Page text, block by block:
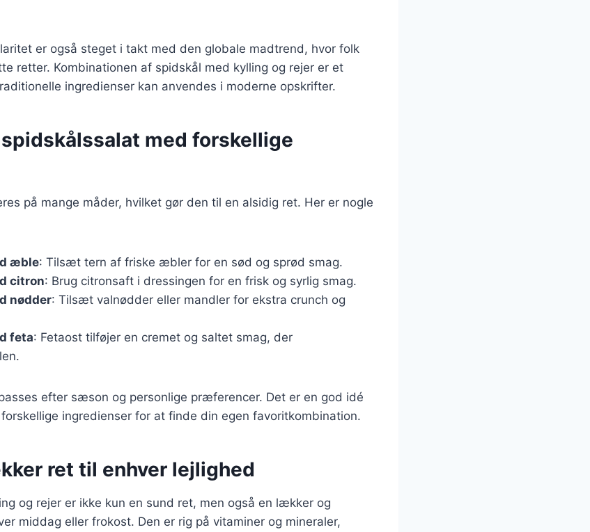
er også steget i takt med den globale madtrend, hvor folk
retter. Kombinationen af spidskål med kylling og rejer er et
ingredienser kan anvendes i moderne opskrifter.
med forskellige
på mange måder, hvilket gør den til en alsidig ret. Her er nogle
æble: Tilsæt tern af friske æbler for en sød og sprød smag.
citron: Brug citronsaft i dressingen for en frisk og syrlig smag.
nødder: Tilsæt valnødder eller mandler for ekstra crunch og
feta: Fetaost tilføjer en cremet og saltet smag, der
efter sæson og personlige præferencer. Det er en god idé
ingredienser for at finde din egen favoritkombination.
ret til enhver lejlighed
og rejer er ikke kun en sund ret, men også en lækker og
middag eller frokost. Den er rig på vitaminer og mineraler,